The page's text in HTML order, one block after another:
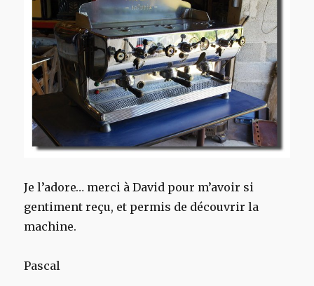
Je l’adore… merci à David pour m’avoir si
gentiment reçu, et permis de découvrir la
machine.
Pascal